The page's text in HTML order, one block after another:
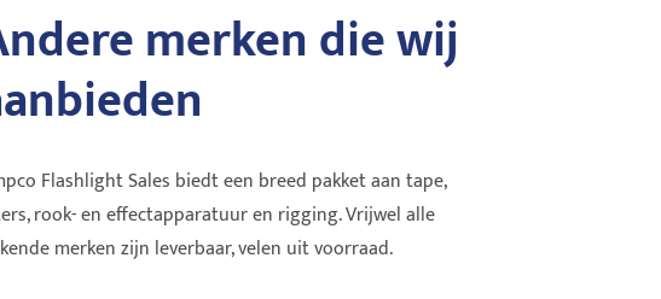
zorgt voor topkwaliteit
in communicatie-technologie
DiGiCo
Lees verder
merken die wij
Flashlight Sales biedt een breed pakket aan tape,
rook- en effectapparatuur en rigging. Vrijwel alle
merken zijn leverbaar, velen uit voorraad.